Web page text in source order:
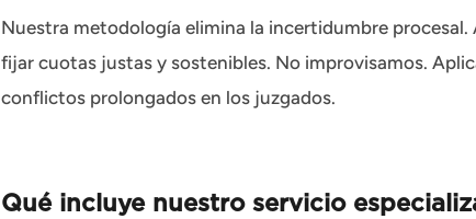
Nuestra metodología elimina la incertidumbre procesal.
fijar cuotas justas y sostenibles. No improvisamos.
conflictos prolongados en los juzgados.
Qué incluye nuestro servicio